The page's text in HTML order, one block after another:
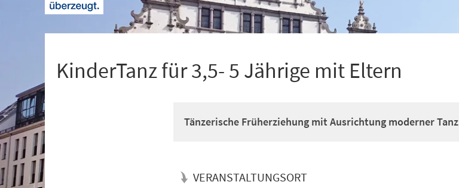
KinderTanz für 3,5- 5 Jährige mit Eltern
Tänzerische Früherziehung mit Ausrichtung moderner Tanz
VERANSTALTUNGSORT